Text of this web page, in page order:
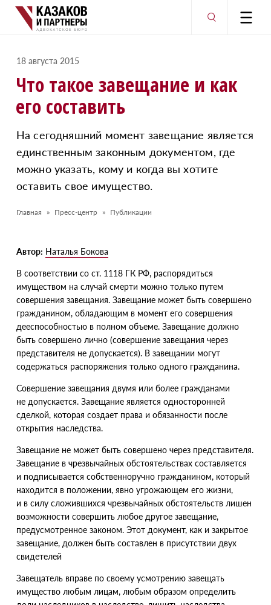
18 августа 2015
Что такое завещание и как
его составить
На сегодняшний момент завещание является
единственным законным документом, где
можно указать, кому и когда вы хотите
оставить свое имущество.
Главная Пресс-центр Публикации
Автор: Наталья Бокова
Всоответствии со ст. 1118 ГК РФ, распорядиться
имуществом на случай смерти можно только путем
совершения завещания. Завещание может быть совершено
гражданином, обладающим в момент его совершения
дееспособностью в полном объеме. Завещание должно
быть совершено лично (совершение завещания через
представителя не допускается). В завещании могут
содержаться распоряжения только одного гражданина.
Совершение завещания двумя или более гражданами
не допускается. Завещание является односторонней
сделкой, которая создает права и обязанности после
открытия наследства.
Завещание не может быть совершено через представителя.
Завещание в чрезвычайных обстоятельствах составляется
и подписывается собственноручно гражданином, который
находится в положении, явно угрожающем его жизни,
и в силу сложившихся чрезвычайных обстоятельств лишен
возможности совершить любое другое завещание,
предусмотренное законом. Этот документ, как и закрытое
завещание, должен быть составлен в присутствии двух
свидетелей
Завещатель вправе по своему усмотрению завещать
имущество любым лицам, любым образом определить